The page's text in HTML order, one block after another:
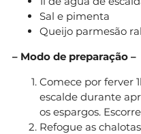
Sal e pimenta
Queijo parmesão
– Modo de preparação –
Comece por ferver
escalde durante
os espargos.
Refogue as